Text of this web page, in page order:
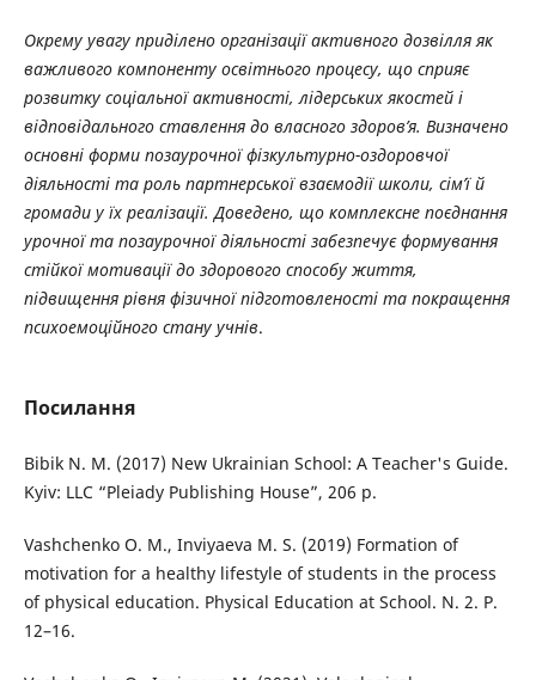
Окрему увагу приділено організації активного дозвілля як
важливого компоненту освітнього процесу, що сприяє
розвитку соціальної активності, лідерських якостей і
відповідального ставлення до власного здоров’я. Визначено
основні форми позаурочної фізкультурно-оздоровчої
діяльності та роль партнерської взаємодії школи, сім’ї й
громади у їх реалізації. Доведено, що комплексне поєднання
урочної та позаурочної діяльності забезпечує формування
стійкої мотивації до здорового способу життя,
підвищення рівня фізичної підготовленості та покращення
психоемоційного стану учнів.
Посилання
Bibik N. M. (2017) New Ukrainian School: A Teacher's Guide.
Kyiv: LLC “Pleiady Publishing House”, 206 p.
Vashchenko O. M., Inviyaeva M. S. (2019) Formation of
motivation for a healthy lifestyle of students in the process
of physical education. Physical Education at School. N. 2. P.
12–16.